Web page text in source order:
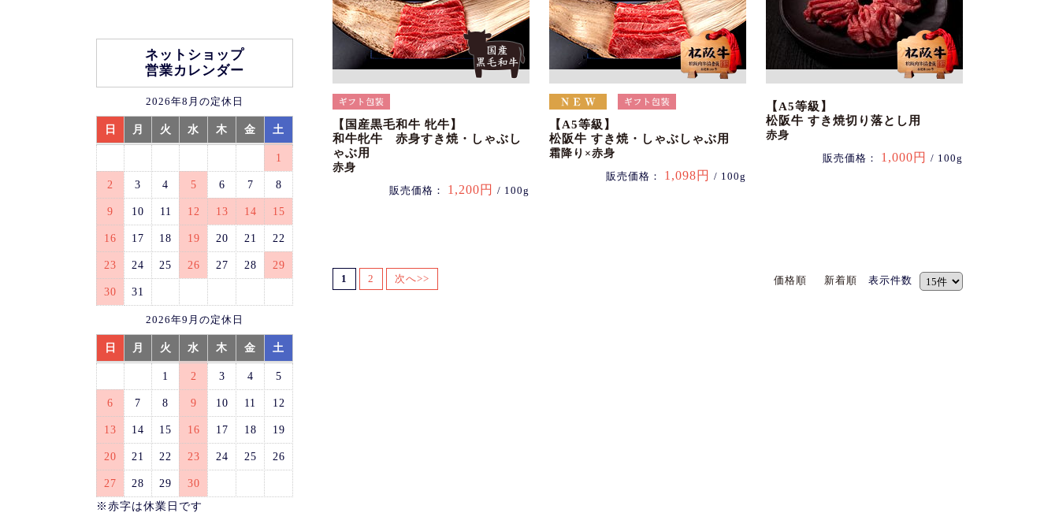
【国産黒毛和牛 牝牛】
和牛牝牛 赤身すき焼・しゃぶし
ゃぶ用
赤身
販売価格： 1,200円 / 100g
【A5等級】
松阪牛 すき焼・しゃぶしゃぶ用
霜降り×赤身
販売価格： 1,098円 / 100g
【A5等級】
松阪牛 すき焼切り落とし用
赤身
販売価格： 1,000円 / 100g
価格順 新着順 表示件数
1 2 次へ>>
ネットショップ
営業カレンダー
2026年8月の定休日
日 月 火 水 木 金 土
1
2 3 4 5 6 7 8
9 10 11 12 13 14 15
16 17 18 19 20 21 22
23 24 25 26 27 28 29
30 31
2026年9月の定休日
日 月 火 水 木 金 土
1 2 3 4 5
6 7 8 9 10 11 12
13 14 15 16 17 18 19
20 21 22 23 24 25 26
27 28 29
30
※赤字は休業日です